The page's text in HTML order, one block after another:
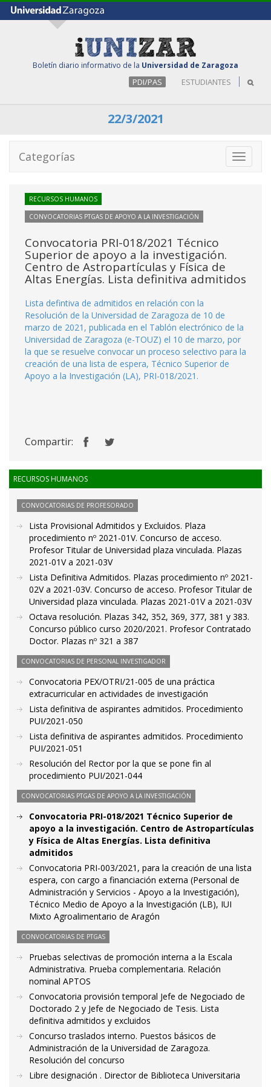
Boletín diario informativo de la Universidad de Zaragoza
PDI/PAS ESTUDIANTES
22/3/2021
Toggle
Categorías
RECURSOS HUMANOS
CONVOCATORIAS PTGAS DE APOYO A LA INVESTIGACIÓN
Convocatoria PRI-018/2021 Técnico
Superior de apoyo a la investigación.
Centro de Astropartículas y Física de
Altas Energías. Lista definitiva admitidos
Lista defintiva de admitidos en relación con la
Resolución de la Universidad de Zaragoza de 10 de
marzo de 2021, publicada en el Tablón electrónico de la
Universidad de Zaragoza (e-TOUZ) el 10 de marzo, por
la que se resuelve convocar un proceso selectivo para la
creación de una lista de espera, Técnico Superior de
Apoyo a la Investigación (LA), PRI-018/2021.
Compartir:
RECURSOS HUMANOS
CONVOCATORIAS DE PROFESORADO
Lista Provisional Admitidos y Excluidos. Plaza
procedimiento nº 2021-01V. Concurso de acceso.
Profesor Titular de Universidad plaza vinculada. Plazas
2021-01V a 2021-03V
Lista Definitiva Admitidos. Plazas procedimiento nº 2021-
02V a 2021-03V. Concurso de acceso. Profesor Titular de
Universidad plaza vinculada. Plazas 2021-01V a 2021-03V
Octava resolución. Plazas 342, 352, 369, 377, 381 y 383.
Concurso público curso 2020/2021. Profesor Contratado
Doctor. Plazas nº 321 a 387
CONVOCATORIAS DE PERSONAL INVESTIGADOR
Convocatoria PEX/OTRI/21-005 de una práctica
extracurricular en actividades de investigación
Lista definitiva de aspirantes admitidos. Procedimiento
PUI/2021-050
Lista definitiva de aspirantes admitidos. Procedimiento
PUI/2021-051
Resolución del Rector por la que se pone fin al
procedimiento PUI/2021-044
CONVOCATORIAS PTGAS DE APOYO A LA INVESTIGACIÓN
Convocatoria PRI-018/2021 Técnico Superior de
apoyo a la investigación. Centro de Astropartículas
y Física de Altas Energías. Lista definitiva
admitidos
Convocatoria PRI-003/2021, para la creación de una lista
espera, con cargo a financiación externa (Personal de
Administración y Servicios - Apoyo a la Investigación),
Técnico Medio de Apoyo a la Investigación (LB), IUI
Mixto Agroalimentario de Aragón
CONVOCATORIAS DE PTGAS
Pruebas selectivas de promoción interna a la Escala
Administrativa. Prueba complementaria. Relación
nominal APTOS
Convocatoria provisión temporal Jefe de Negociado de
Doctorado 2 y Jefe de Negociado de Tesis. Lista
definitiva admitidos y excluidos
Concurso traslados interno. Puestos básicos de
Administración de la Universidad de Zaragoza.
Resolución del concurso
Libre designación . Director de Biblioteca Universitaria